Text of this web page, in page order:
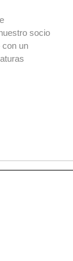
socio
con un